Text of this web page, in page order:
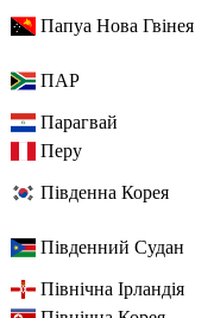
Папуа Нова Гвінея
ПАР
Парагвай
Перу
Південна Корея
Південний Судан
Північна Ірландія